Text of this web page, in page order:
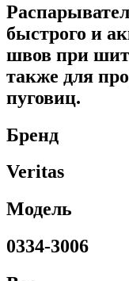
быстрого и
швов при
также для
пуговиц.
Бренд
Veritas
Модель
0334-3006